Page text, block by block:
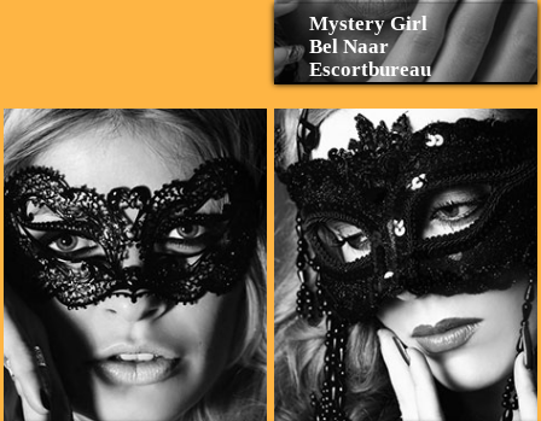
Mystery Girl
Bel Naar
Escortbureau